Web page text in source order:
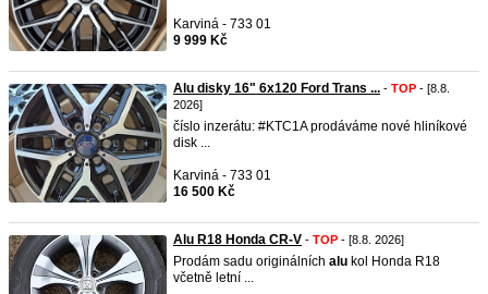
Karviná - 733 01
9 999 Kč
Alu disky 16" 6x120 Ford Trans ... - TOP - [8.8.
2026]
číslo inzerátu: #KTC1A prodáváme nové hliníkové
disk ...
Karviná - 733 01
16 500 Kč
Alu R18 Honda CR-V - TOP - [8.8. 2026]
Prodám sadu originálních alu kol Honda R18
včetně letní ...